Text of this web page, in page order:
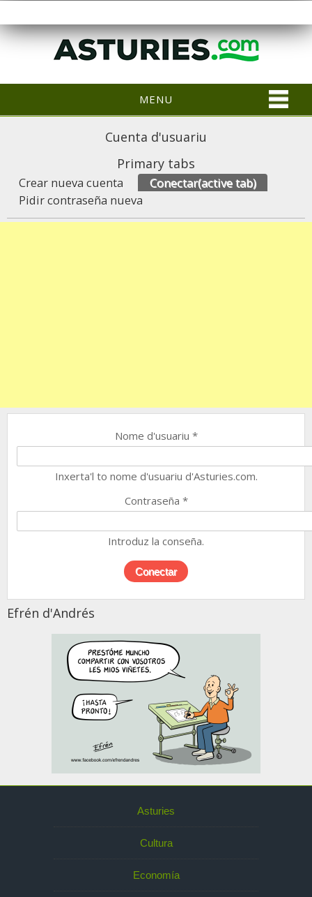
MENU
Cuenta d'usuariu
Primary tabs
Crear nueva cuenta Conectar(active tab)
Pidir contraseña nueva
Nome d'usuariu *
Inxerta'l to nome d'usuariu d'Asturies.com.
Contraseña *
Introduz la conseña.
Efrén d'Andrés
Asturies
Cultura
Economía